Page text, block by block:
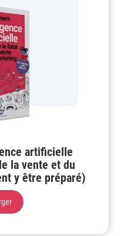
artificielle
la vente et du
y être préparé)